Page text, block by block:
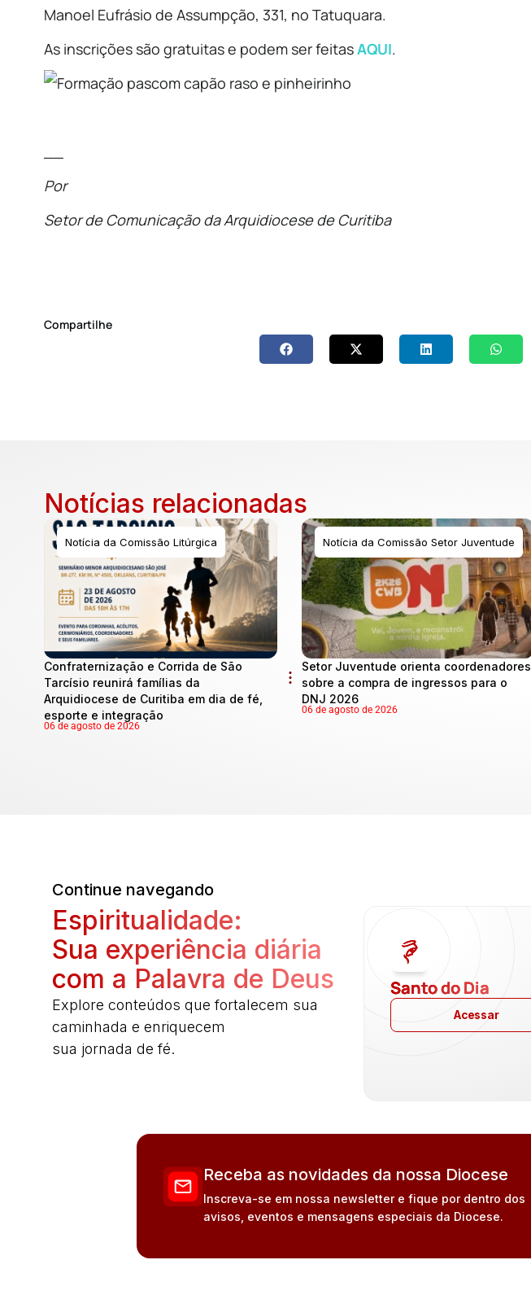
Manoel Eufrásio de Assumpção, 331, no Tatuquara.
As inscrições são gratuitas e podem ser feitasAQUI.
Por
Setor de Comunicação da Arquidiocese de Curitiba
Compartilhe
Notícias relacionadas
Notícia da Comissão Litúrgica
Confraternização e Corrida de São
Tarcísio reunirá famílias da
Arquidiocese de Curitiba em dia de fé,
esporte e integração
06 de agosto de 2026
Notícia da Comissão Setor Juventude
Setor Juventude orienta coordenadores
sobre a compra de ingressos para o
DNJ 2026
06 de agosto de 2026
Continue navegando
Espiritualidade:
Sua experiência diária
com a Palavra de Deus
Explore conteúdos que fortalecem sua
caminhada e enriquecem
sua jornada de fé.
Santo do Dia
Acessar
Receba as novidades da nossa Diocese
Inscreva-se em nossa newsletter e fique por dentro dos
avisos, eventos e mensagens especiais da Diocese.